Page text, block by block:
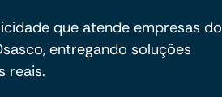
que atende empresas do
entregando soluções
reais.